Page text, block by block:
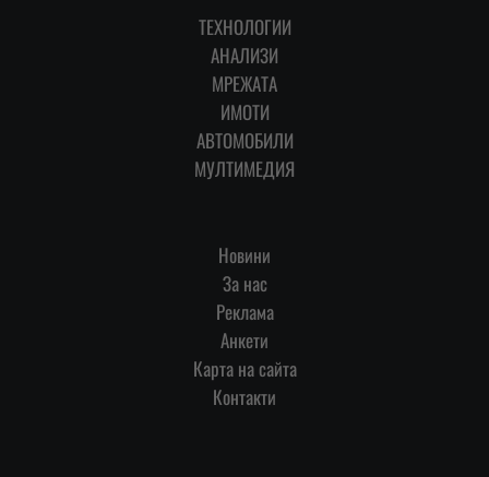
ТЕХНОЛОГИИ
АНАЛИЗИ
МРЕЖАТА
ИМОТИ
АВТОМОБИЛИ
МУЛТИМЕДИЯ
Новини
За нас
Реклама
Анкети
Карта на сайта
Контакти